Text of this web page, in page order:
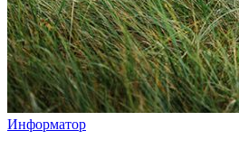
Информатор